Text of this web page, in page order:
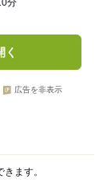
分
く
広告を非表示
ます。